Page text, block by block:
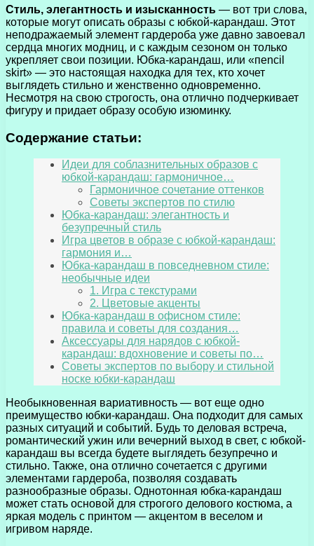
Стиль, элегантность и изысканность — вот три слова,
которые могут описать образы с юбкой-карандаш. Этот
неподражаемый элемент гардероба уже давно завоевал
сердца многих модниц, и с каждым сезоном он только
укрепляет свои позиции. Юбка-карандаш, или «пencil
skirt» — это настоящая находка для тех, кто хочет
выглядеть стильно и женственно одновременно.
Несмотря на свою строгость, она отлично подчеркивает
фигуру и придает образу особую изюминку.
Содержание статьи:
Идеи для соблазнительных образов с
юбкой-карандаш: гармоничное…
Гармоничное сочетание оттенков
Советы экспертов по стилю
Юбка-карандаш: элегантность и
безупречный стиль
Игра цветов в образе с юбкой-карандаш:
гармония и…
Юбка-карандаш в повседневном стиле:
необычные идеи
1. Игра с текстурами
2. Цветовые акценты
Юбка-карандаш в офисном стиле:
правила и советы для создания…
Аксессуары для нарядов с юбкой-
карандаш: вдохновение и советы по…
Советы экспертов по выбору и стильной
носке юбки-карандаш
Необыкновенная вариативность — вот еще одно
преимущество юбки-карандаш. Она подходит для самых
разных ситуаций и событий. Будь то деловая встреча,
романтический ужин или вечерний выход в свет, с юбкой-
карандаш вы всегда будете выглядеть безупречно и
стильно. Также, она отлично сочетается с другими
элементами гардероба, позволяя создавать
разнообразные образы. Однотонная юбка-карандаш
может стать основой для строгого делового костюма, а
яркая модель с принтом — акцентом в веселом и
игривом наряде.